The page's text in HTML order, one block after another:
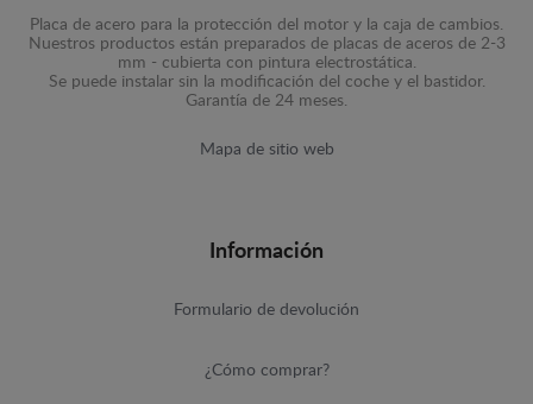
Placa de acero para la protección del motor y la caja de cambios.
Nuestros productos están preparados de placas de aceros de 2-3
mm - cubierta con pintura electrostática.
Se puede instalar sin la modificación del coche y el bastidor.
Garantía de 24 meses.
Mapa de sitio web
Información
Formulario de devolución
¿Cómo comprar?